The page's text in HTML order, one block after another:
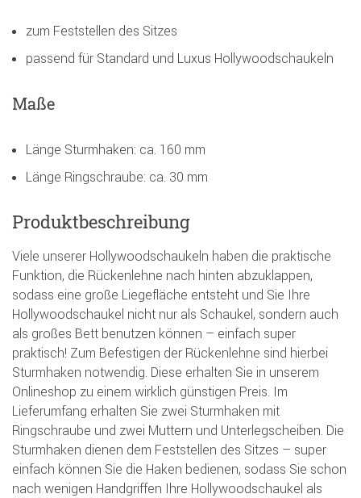
zum Feststellen des Sitzes
passend für Standard und Luxus Hollywoodschaukeln
Maße
Länge Sturmhaken: ca. 160 mm
Länge Ringschraube: ca. 30 mm
Produktbeschreibung
Viele unserer Hollywoodschaukeln haben die praktische
Funktion, die Rückenlehne nach hinten abzuklappen,
sodass eine große Liegefläche entsteht und Sie Ihre
Hollywoodschaukel nicht nur als Schaukel, sondern auch
als großes Bett benutzen können – einfach super
praktisch! Zum Befestigen der Rückenlehne sind hierbei
Sturmhaken notwendig. Diese erhalten Sie in unserem
Onlineshop zu einem wirklich günstigen Preis. Im
Lieferumfang erhalten Sie zwei Sturmhaken mit
Ringschraube und zwei Muttern und Unterlegscheiben. Die
Sturmhaken dienen dem Feststellen des Sitzes – super
einfach können Sie die Haken bedienen, sodass Sie schon
nach wenigen Handgriffen Ihre Hollywoodschaukel als